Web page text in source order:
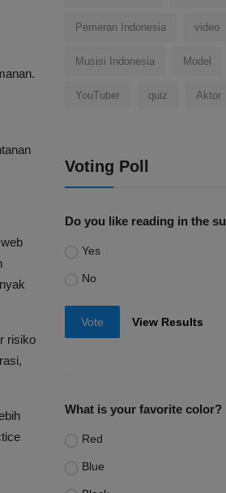
risiko
Pemeran Indonesia video
Musisi Indonesia Model
YouTuber quiz Aktor
Voting Poll
Do you like reading in the
Yes
No
Vote View Results
What is your favorite color?
Red
Blue